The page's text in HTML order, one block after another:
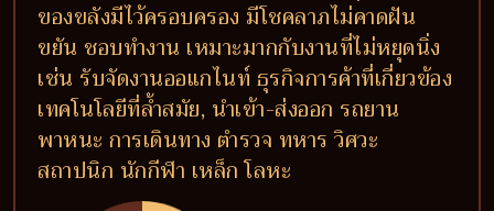
ของขลังมีไว้ครอบครอง มีโชคลาภไม่คาดฝัน
ขยัน ชอบทำงาน เหมาะมากกับงานที่ไม่หยุดนิ่ง
เช่น รับจัดงานออแกไนท์ ธุรกิจการค้าที่เกี่ยวข้อง
เทคโนโลยีที่ล้ำสมัย, นำเข้า-ส่งออก รถยาน
พาหนะ การเดินทาง ตำรวจ ทหาร วิศวะ
สถาปนิก นักกีฬา เหล็ก โลหะ